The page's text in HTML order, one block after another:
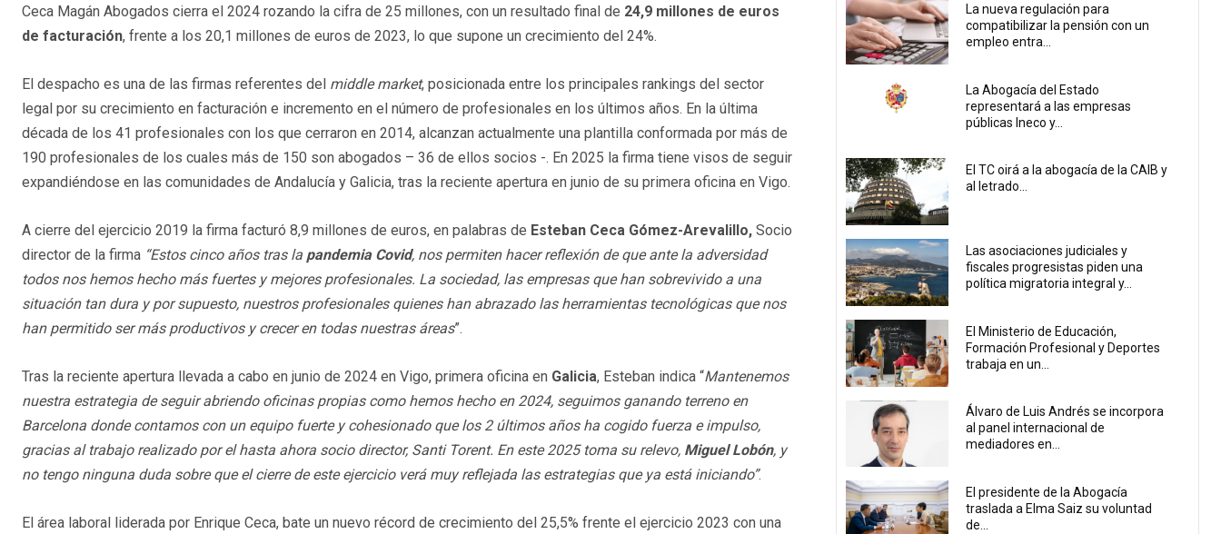
Ceca Magán Abogados cierra el 2024 rozando la cifra de 25 millones, con un resultado final de 24,9 millones de euros
de facturación, frente a los 20,1 millones de euros de 2023, lo que supone un crecimiento del 24%.
El despacho es una de las firmas referentes del middle market, posicionada entre los principales rankings del sector
legal por su crecimiento en facturación e incremento en el número de profesionales en los últimos años. En la última
década de los 41 profesionales con los que cerraron en 2014, alcanzan actualmente una plantilla conformada por más de
190 profesionales de los cuales más de 150 son abogados – 36 de ellos socios -. En 2025 la firma tiene visos de seguir
expandiéndose en las comunidades de Andalucía y Galicia, tras la reciente apertura en junio de su primera oficina en Vigo.
A cierre del ejercicio 2019 la firma facturó 8,9 millones de euros, en palabras de Esteban Ceca Gómez-Arevalillo, Socio
director de la firma “Estos cinco años tras la pandemia Covid, nos permiten hacer reflexión de que ante la adversidad
todos nos hemos hecho más fuertes y mejores profesionales. La sociedad, las empresas que han sobrevivido a una
situación tan dura y por supuesto, nuestros profesionales quienes han abrazado las herramientas tecnológicas que nos
han permitido ser más productivos y crecer en todas nuestras áreas”.
Tras la reciente apertura llevada a cabo en junio de 2024 en Vigo, primera oficina en Galicia, Esteban indica “Mantenemos
nuestra estrategia de seguir abriendo oficinas propias como hemos hecho en 2024, seguimos ganando terreno en
Barcelona donde contamos con un equipo fuerte y cohesionado que los 2 últimos años ha cogido fuerza e impulso,
gracias al trabajo realizado por el hasta ahora socio director, Santi Torent. En este 2025 toma su relevo, Miguel Lobón, y
no tengo ninguna duda sobre que el cierre de este ejercicio verá muy reflejada las estrategias que ya está iniciando”.
El área laboral liderada por Enrique Ceca, bate un nuevo récord de crecimiento del 25,5% frente el ejercicio 2023 con una
La nueva regulación para
compatibilizar la pensión con un
empleo entra...
La Abogacía del Estado
representará a las empresas
públicas Ineco y...
El TC oirá a la abogacía de la CAIB y
al letrado...
Las asociaciones judiciales y
fiscales progresistas piden una
política migratoria integral y...
El Ministerio de Educación,
Formación Profesional y Deportes
trabaja en un...
Álvaro de Luis Andrés se incorpora
al panel internacional de
mediadores en...
El presidente de la Abogacía
traslada a Elma Saiz su voluntad
de...